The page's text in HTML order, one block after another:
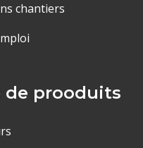
chantiers
de prooduits